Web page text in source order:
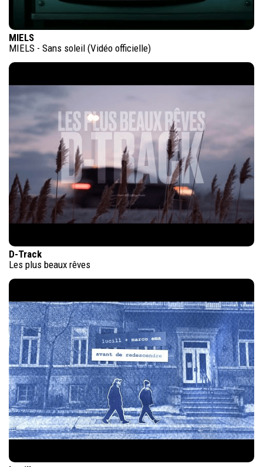
MIELS
MIELS - Sans soleil (Vidéo officielle)
D-Track
Les plus beaux rêves